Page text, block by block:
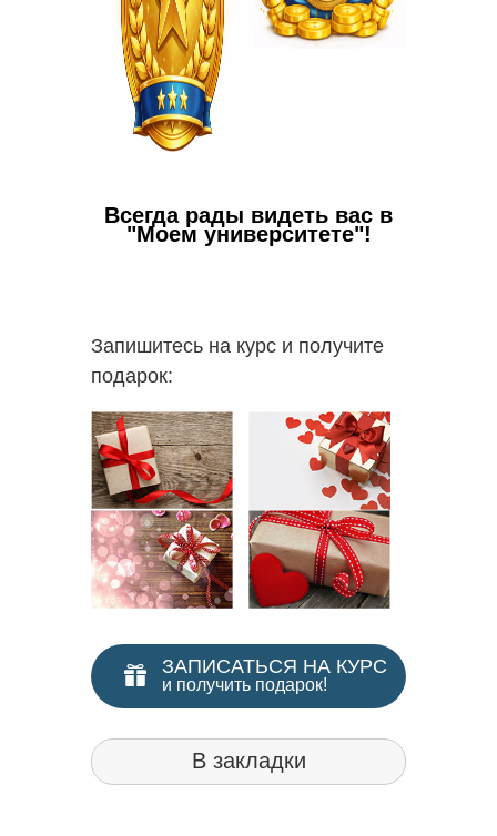
Всегда рады видеть вас в
"Моем университете"!
Запишитесь на курс и получите
подарок:
ЗАПИСАТЬСЯ НА КУРС
и получить подарок!
В закладки